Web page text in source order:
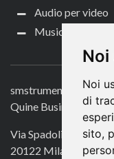
Noi
Noi
di
sito,
Audio per video
Music Life
Quine Business
Via Spadolini 7
20122 Milano